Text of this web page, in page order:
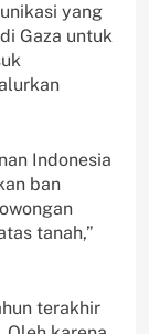
yang
Gaza untuk
Indonesia
ban
tanah,”
terakhir